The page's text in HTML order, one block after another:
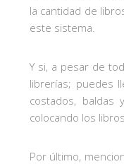
la cantidad de
este sistema.
Y si, a pesar de
librerías; puedes
costados,
colocando los libros.
Por último,